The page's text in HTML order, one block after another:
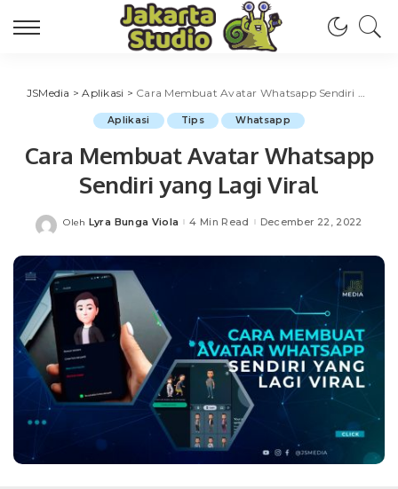
JSMedia >Aplikasi > Cara Membuat Avatar Whatsapp Sendiri yang Lagi Viral
Aplikasi Tips Whatsapp
Cara Membuat Avatar Whatsapp
Sendiri yang Lagi Viral
Posted
Oleh Lyra Bunga Viola 4 Min Read December 22, 2022